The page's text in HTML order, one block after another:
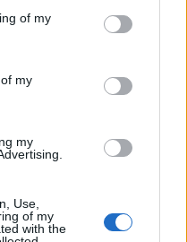
of my
my
my
Use,
of my
with the
01:16